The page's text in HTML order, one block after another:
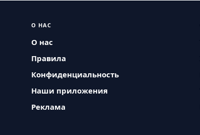
О НАС
О нас
Правила
Конфиденциальность
Наши приложения
Реклама